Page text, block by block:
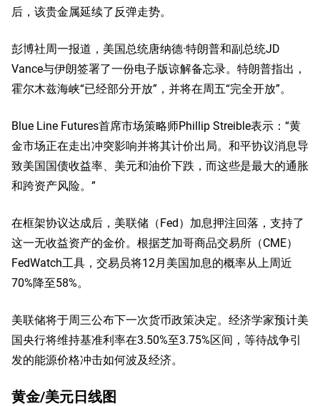
后，该贵金属延续了反弹走势。
彭博社周一报道，美国总统唐纳德·特朗普和副总统JD
Vance与伊朗签署了一份电子版谅解备忘录。特朗普指出，
霍尔木兹海峡“已经部分开放”，并将在周五“完全开放”。
Blue Line Futures首席市场策略师Phillip Streible表示：“黄
金市场正在走出冲突影响并将其计价出局。和平协议消息导
致美国国债收益率、美元和油价下跌，而这些是最大的通胀
和跨资产风险。”
在框架协议达成后，美联储（Fed）加息押注回落，支持了
这一无收益资产的金价。根据芝加哥商品交易所（CME）
FedWatch工具，交易员将12月美国加息的概率从上周近
70%降至58%。
美联储将于周三公布下一次货币政策决定。经济学家预计美
国央行将维持基准利率在3.50%至3.75%区间，等待战争引
发的能源价格冲击如何波及经济。
黄金/美元日线图